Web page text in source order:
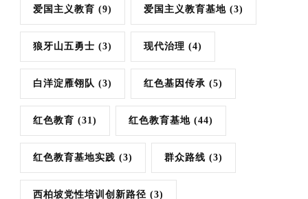
爱国主义教育 (9) 爱国主义教育基地 (3)
狼牙山五勇士 (3) 现代治理 (4)
白洋淀雁翎队 (3) 红色基因传承 (5)
红色教育 (31) 红色教育基地 (44)
红色教育基地实践 (3) 群众路线 (3)
西柏坡党性培训创新路径 (3)